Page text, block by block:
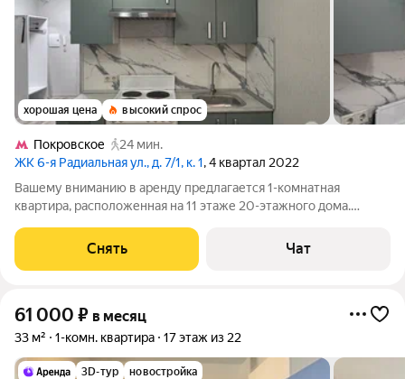
хорошая цена высокий спрос
Покровское
24 мин.
ЖК 6-я Радиальная ул., д. 7/1, к. 1, 4 квартал 2022
Вашему вниманию в аренду предлагается 1-комнатная
квартира, расположенная на 11 этаже 20-этажного дома.
проживания. О КВАРТИРЕ Квартира после качественного
евро ремонта. Имеет удобную
Снять Чат
61 000 ₽ в месяц
33 м² 1-комн. квартира 17 этаж из 22
3D-тур новостройка